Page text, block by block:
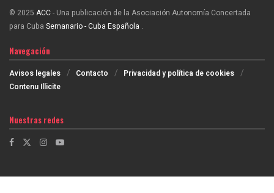
© 2025 ACC- Una publicación de la Asociación Autonomía Concertada
para Cuba Semanario - Cuba Española .
Navegación
Avisos legales Contacto
Privacidad y política de cookies
Contenu Illicite
Nuestras redes